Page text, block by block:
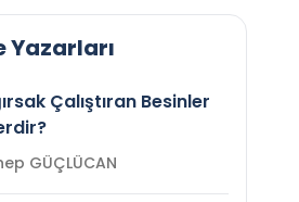
Yazarları
Çalıştıran Besinler
Zeynep GÜÇLÜCAN